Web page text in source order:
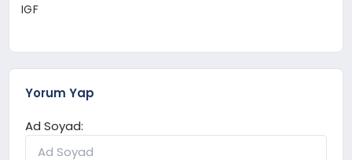
IGF
Yorum Yap
Ad Soyad: